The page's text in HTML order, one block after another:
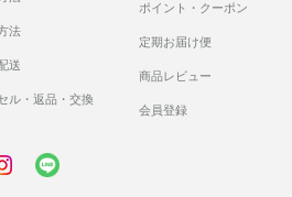
法
送
ル・返品・交換
ポイント・クーポン
定期お届け便
商品レビュー
会員登録